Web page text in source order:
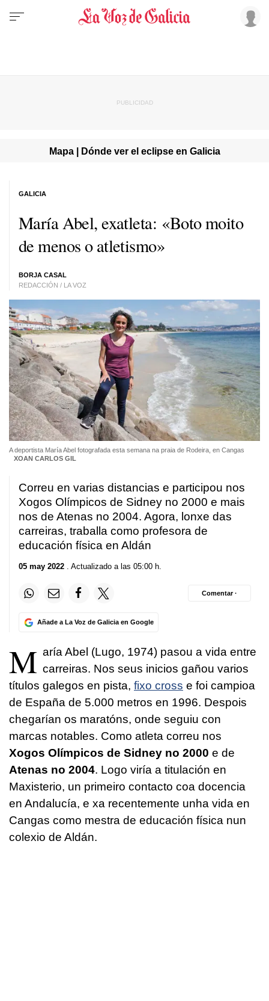
Mapa | Dónde ver el eclipse en Galicia
María Abel, exatleta: «Boto moito
de menos o atletismo»
BORJA CASAL
REDACCIÓN / LA VOZ
GALICIA
A deportista María Abel fotografada esta semana na praia de Rodeira, en Cangas
XOAN CARLOS GIL
Correu en varias distancias e participou nos
Xogos Olímpicos de Sidney no 2000 e mais
nos de Atenas no 2004. Agora, lonxe das
carreiras, traballa como profesora de
educación física en Aldán
05 may 2022 . Actualizado a las 05:00 h.
Añade a La Voz de Galicia en Google
Comentar ·
M aría Abel (Lugo, 1974) pasou a vida entre
carreiras. Nos seus inicios gañou varios
títulos galegos en pista, fixo cross e foi campioa
de España de 5.000 metros en 1996. Despois
chegarían os maratóns, onde seguiu con
marcas notables. Como atleta correu nos
Xogos Olímpicos de Sidney no 2000 e de
Atenas no 2004. Logo viría a titulación en
Maxisterio, un primeiro contacto coa docencia
en Andalucía, e xa recentemente unha vida en
Cangas como mestra de educación física nun
colexio de Aldán.